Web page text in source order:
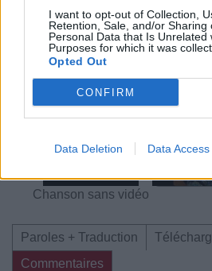
I want to opt-out of Collection,
Retention, Sale, and/or Sharing
Personal Data that Is Unrelated
Purposes for which it was
Opted Out
CONFIRM
Data Deletion Data Access
Concert/Live
Chanson sans vidéo
Paroles + Traduction
Commentaires